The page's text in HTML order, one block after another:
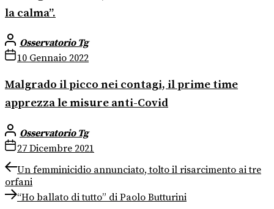
la calma”.
Osservatorio Tg
10 Gennaio 2022
Malgrado il picco nei contagi, il prime time
apprezza le misure anti-Covid
Osservatorio Tg
27 Dicembre 2021
Navigazione
articoli
Previous
post:
Un femminicidio annunciato, tolto il risarcimento ai tre
orfani
Next
post:
“Ho ballato di tutto” di Paolo Butturini